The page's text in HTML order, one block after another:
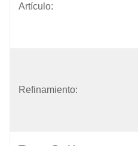
Artículo:
Refinamiento: